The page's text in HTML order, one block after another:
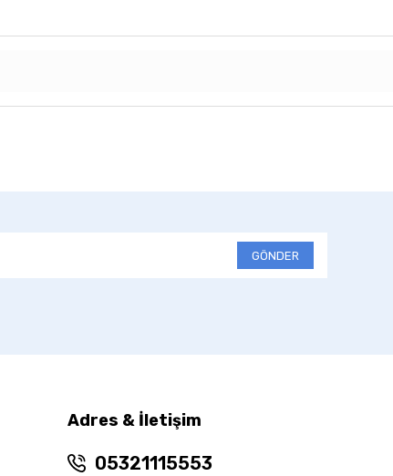
GÖNDER
Adres & İletişim
05321115553